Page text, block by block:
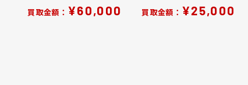
買取金額： ¥60,000 買取金額： ¥25,000